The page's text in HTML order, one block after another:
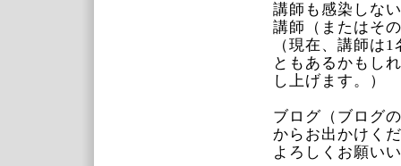
講師も感染しな
講師（またはそ
（現在、講師は
ともあるかもし
し上げます。）
ブログ（ブログ
からお出かけく
よろしくお願い